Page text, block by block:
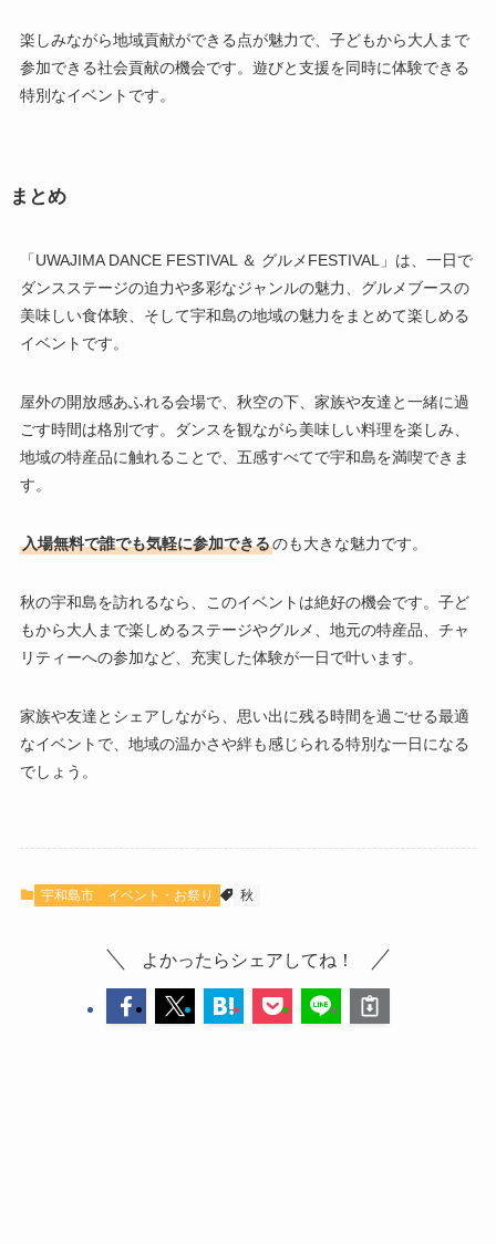
楽しみながら地域貢献ができる点が魅力で、子どもから大人まで
参加できる社会貢献の機会です。遊びと支援を同時に体験できる
特別なイベントです。
まとめ
「UWAJIMA DANCE FESTIVAL ＆ グルメFESTIVAL」は、一日で
ダンスステージの迫力や多彩なジャンルの魅力、グルメブースの
美味しい食体験、そして宇和島の地域の魅力をまとめて楽しめる
イベントです。
屋外の開放感あふれる会場で、秋空の下、家族や友達と一緒に過
ごす時間は格別です。ダンスを観ながら美味しい料理を楽しみ、
地域の特産品に触れることで、五感すべてで宇和島を満喫できま
す。
入場無料で誰でも気軽に参加できるのも大きな魅力です。
秋の宇和島を訪れるなら、このイベントは絶好の機会です。子ど
もから大人まで楽しめるステージやグルメ、地元の特産品、チャ
リティーへの参加など、充実した体験が一日で叶います。
家族や友達とシェアしながら、思い出に残る時間を過ごせる最適
なイベントで、地域の温かさや絆も感じられる特別な一日になる
でしょう。
宇和島市 イベント・お祭り 秋
よかったらシェアしてね！